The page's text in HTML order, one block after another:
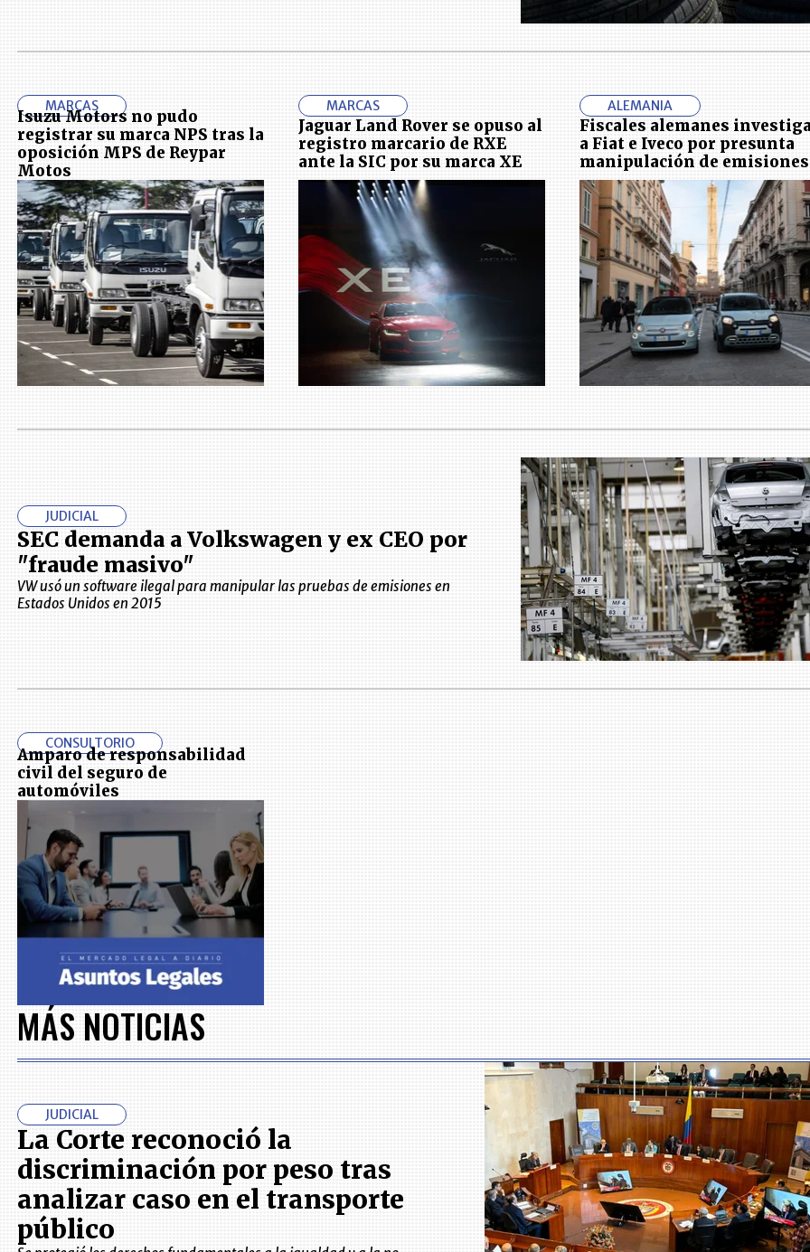
MARCAS
Isuzu Motors no pudo
registrar su marca NPS tras la
oposición MPS de Reypar
Motos
MARCAS
Jaguar Land Rover se opuso al
registro marcario de RXE
ante la SIC por su marca XE
ALEMANIA
Fiscales alemanes
a Fiat e Iveco por presunta
manipulación de emisiones
JUDICIAL
SEC demanda a Volkswagen y ex CEO por
"fraude masivo"
VW usó un software ilegal para manipular las pruebas de emisiones en
Estados Unidos en 2015
CONSULTORIO
Amparo de responsabilidad
civil del seguro de
automóviles
MÁS NOTICIAS
JUDICIAL
La Corte reconoció la
discriminación por peso tras
analizar caso en el transporte
público